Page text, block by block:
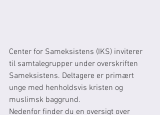
Center for Sameksistens (IKS) inviterer
til samtalegrupper under overskriften
Sameksistens. Deltagere er primært
unge med henholdsvis kristen og
muslimsk baggrund.
Nedenfor finder du en oversigt over